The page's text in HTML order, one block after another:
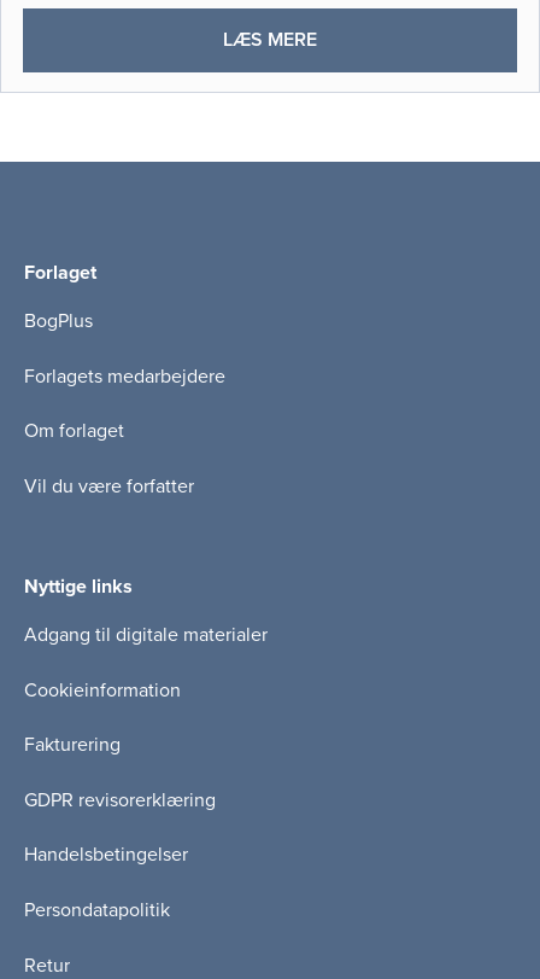
LÆS MEREOM
METODER
I
Forlaget
BogPlus
Forlagets medarbejdere
Om forlaget
Vil du være forfatter
Nyttige links
Adgang til digitale materialer
Cookieinformation
Fakturering
GDPR revisorerklæring
Handelsbetingelser
Persondatapolitik
Retur